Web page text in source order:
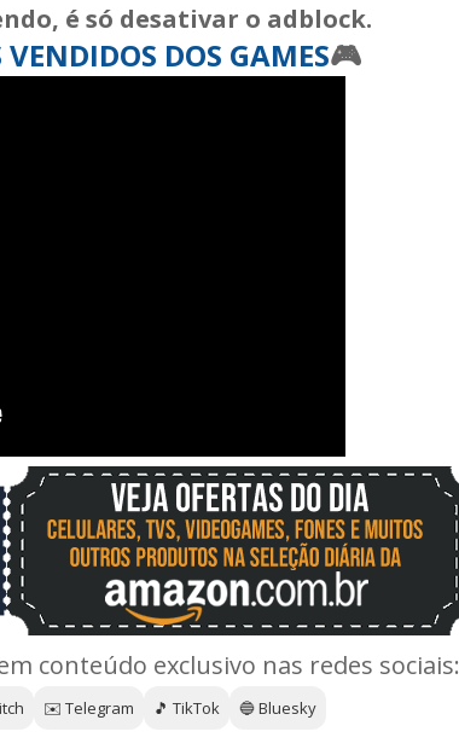
é só desativar o adblock.
DOS GAMES🎮
conteúdo exclusivo nas redes sociais:
✉️ Telegram 🎵 TikTok 🔵 Bluesky